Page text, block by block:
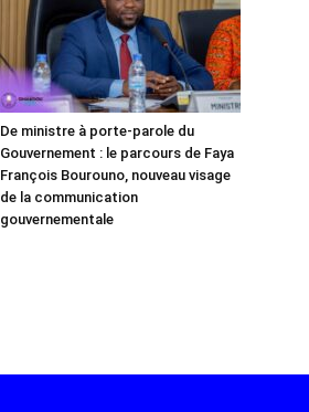
De ministre à porte-parole du
Gouvernement : le parcours de Faya
François Bourouno, nouveau visage
de la communication
gouvernementale